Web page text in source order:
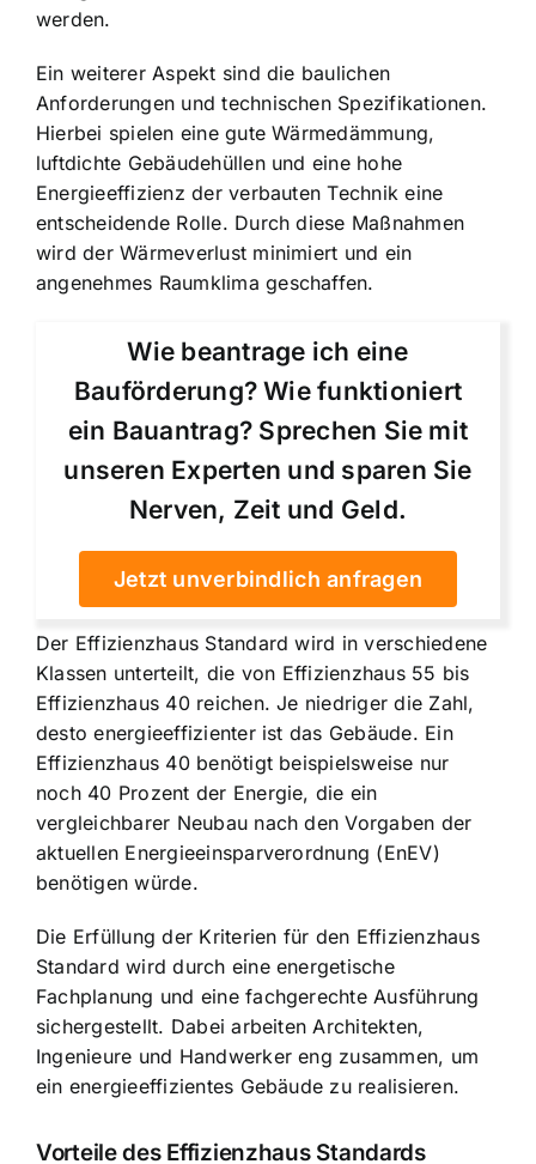
werden.
Ein weiterer Aspekt sind die baulichen
Anforderungen und technischen Spezifikationen.
Hierbei spielen eine gute Wärmedämmung,
luftdichte Gebäudehüllen und eine hohe
Energieeffizienz der verbauten Technik eine
entscheidende Rolle. Durch diese Maßnahmen
wird der Wärmeverlust minimiert und ein
angenehmes Raumklima geschaffen.
Wie beantrage ich eine
Bauförderung? Wie funktioniert
ein Bauantrag? Sprechen Sie mit
unseren Experten und sparen Sie
Nerven, Zeit und Geld.
Jetzt unverbindlich anfragen
Der Effizienzhaus Standard wird in verschiedene
Klassen unterteilt, die von Effizienzhaus 55 bis
Effizienzhaus 40 reichen. Je niedriger die Zahl,
desto energieeffizienter ist das Gebäude. Ein
Effizienzhaus 40 benötigt beispielsweise nur
noch 40 Prozent der Energie, die ein
vergleichbarer Neubau nach den Vorgaben der
aktuellen Energieeinsparverordnung (EnEV)
benötigen würde.
Die Erfüllung der Kriterien für den Effizienzhaus
Standard wird durch eine energetische
Fachplanung und eine fachgerechte Ausführung
sichergestellt. Dabei arbeiten Architekten,
Ingenieure und Handwerker eng zusammen, um
ein energieeffizientes Gebäude zu realisieren.
Vorteile des Effizienzhaus Standards